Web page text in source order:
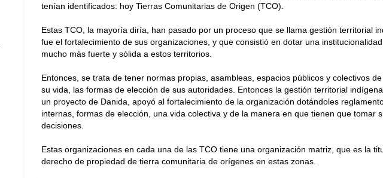
tenían identificados: hoy Tierras Comunitarias de Origen (TCO).
Estas TCO, la mayoría diría, han pasado por un proceso que se llama gestión territorial
fue el fortalecimiento de sus organizaciones, y que consistió en dotar una
mucho más fuerte y sólida a estos territorios.
Entonces, se trata de tener normas propias, asambleas, espacios públicos y colectivos
su vida, las formas de elección de sus autoridades. Entonces la gestión territorial
un proyecto de Danida, apoyó al fortalecimiento de la organización dotándoles
internas, formas de elección, una vida colectiva y de la manera en que tienen que tomar
decisiones.
Estas organizaciones en cada una de las TCO tiene una organización matriz, que es la
derecho de propiedad de tierra comunitaria de orígenes en estas zonas.